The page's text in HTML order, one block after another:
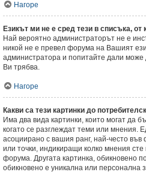
Нагоре
Езикът ми не е сред тези в списъка, от
Най вероятно администраторът не е
никой не е превел форума на Вашият
администратора и попитайте дали може
Ви трябва.
Нагоре
Какви са тези картинки до
Има два вида картинки, които могат да
когато се разглеждат теми или мнения.
асоциирано с вашия ранг, най-често във
или точки, индикиращи колко мнения
форума. Другата картинка, обикновено
обикновено е уникална или персонална